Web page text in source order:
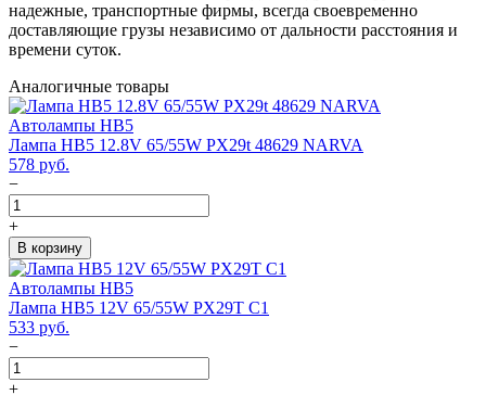
надежные, транспортные фирмы, всегда своевременно
доставляющие грузы независимо от дальности расстояния и
времени суток.
Аналогичные товары
Автолампы HB5
Лампа HB5 12.8V 65/55W PX29t 48629 NARVA
578 руб.
−
+
В корзину
Автолампы HB5
Лампа HB5 12V 65/55W PX29T C1
533 руб.
−
+